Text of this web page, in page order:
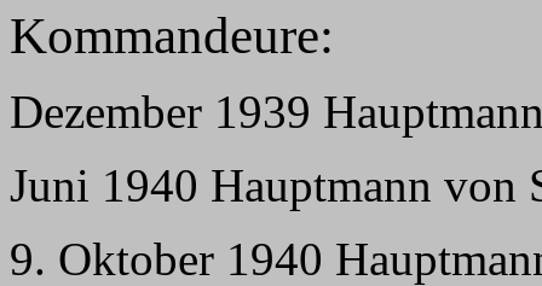
Kommandeure:
Dezember 1939
Juni 1940 Hauptmann von
9. Oktober 1940